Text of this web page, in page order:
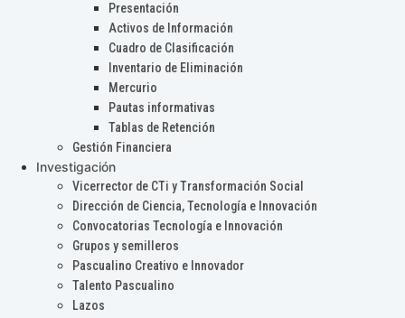
Presentación
Activos de Información
Cuadro de Clasificación
Inventario de Eliminación
Mercurio
Pautas informativas
Tablas de Retención
Gestión Financiera
Investigación
Vicerrector de CTi y Transformación Social
Dirección de Ciencia, Tecnología e Innovación
Convocatorias Tecnología e Innovación
Grupos y semilleros
Pascualino Creativo e Innovador
Talento Pascualino
Lazos